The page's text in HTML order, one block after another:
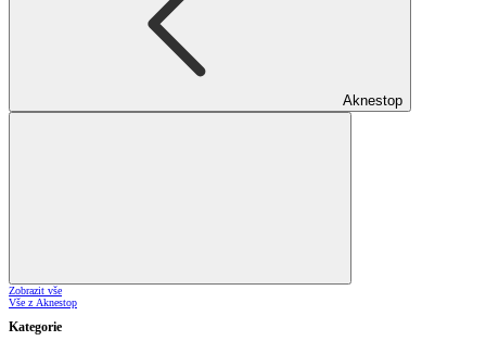
Aknestop
Zobrazit vše
Vše z Aknestop
Kategorie